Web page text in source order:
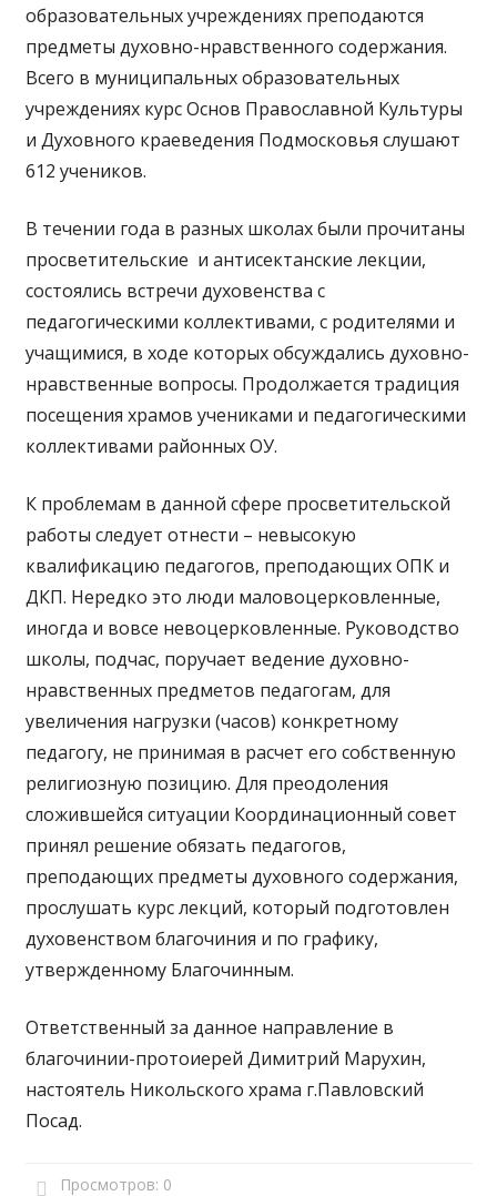
образовательных учреждениях преподаются
предметы духовно-нравственного содержания.
Всего в муниципальных образовательных
учреждениях курс Основ Православной Культуры
и Духовного краеведения Подмосковья слушают
612 учеников.
В течении года в разных школах были прочитаны
просветительские и антисектанские лекции,
состоялись встречи духовенства с
педагогическими коллективами, с родителями и
учащимися, в ходе которых обсуждались духовно-
нравственные вопросы. Продолжается традиция
посещения храмов учениками и педагогическими
коллективами районных ОУ.
К проблемам в данной сфере просветительской
работы следует отнести – невысокую
квалификацию педагогов, преподающих ОПК и
ДКП. Нередко это люди маловоцерковленные,
иногда и вовсе невоцерковленные. Руководство
школы, подчас, поручает ведение духовно-
нравственных предметов педагогам, для
увеличения нагрузки (часов) конкретному
педагогу, не принимая в расчет его собственную
религиозную позицию. Для преодоления
сложившейся ситуации Координационный совет
принял решение обязать педагогов,
преподающих предметы духовного содержания,
прослушать курс лекций, который подготовлен
духовенством благочиния и по графику,
утвержденному Благочинным.
Ответственный за данное направление в
благочинии-протоиерей Димитрий Марухин,
настоятель Никольского храма г.Павловский
Посад.
Просмотров: 0